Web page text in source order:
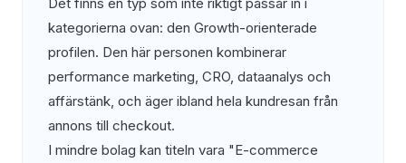
kategorierna ovan: den Growth-orienterade
profilen. Den här personen kombinerar
performance marketing, CRO, dataanalys och
affärstänk, och äger ibland hela kundresan från
annons till checkout.
I mindre bolag kan titeln vara "E-commerce